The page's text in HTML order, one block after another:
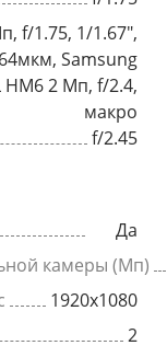
f/1.75, 1/1.67",
Samsung
HM6 2 Мп, f/2.4,
макро
f/2.45
Да
камеры (Мп)
1920x1080
2